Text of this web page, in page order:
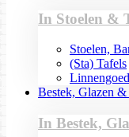
In Stoelen &
Stoelen,
(Sta) Tafels
Linnengoed
Bestek, Glazen &
In Bestek,